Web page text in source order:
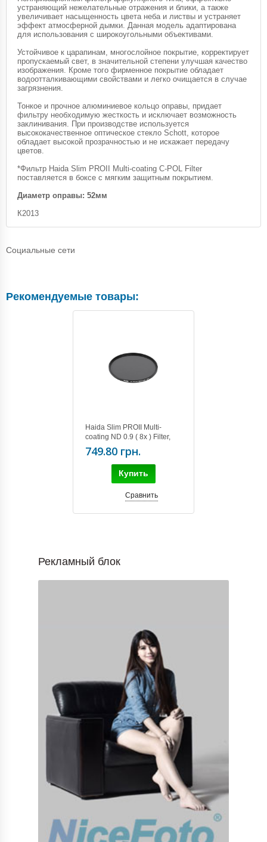
устраняющий нежелательные отражения и блики, а также
увеличивает насыщенность цвета неба и листвы и устраняет
эффект атмосферной дымки. Данная модель адаптирована
для использования с широкоугольными объективами.
Устойчивое к царапинам, многослойное покрытие, корректирует
пропускаемый свет, в значительной степени улучшая качество
изображения. Кроме того фирменное покрытие обладает
водоотталкивающими свойствами и легко очищается в случае
загрязнения.
Тонкое и прочное алюминиевое кольцо оправы, придает
фильтру необходимую жесткость и исключает возможность
заклинивания. При производстве используется
высококачественное оптическое стекло Schott, которое
обладает высокой прозрачностью и не искажает передачу
цветов.
*Фильтр Haida Slim PROII Multi-coating C-POL Filter
поставляется в боксе с мягким защитным покрытием.
Диаметр оправы: 52мм
К2013
Социальные сети
Рекомендуемые товары:
Haida Slim PROII Multi-
coating ND 0.9 ( 8x ) Filter,
52mm
749.80 грн.
Купить
Сравнить
Рекламный блок